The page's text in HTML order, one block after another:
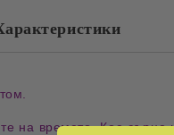
на времето. Коесърце